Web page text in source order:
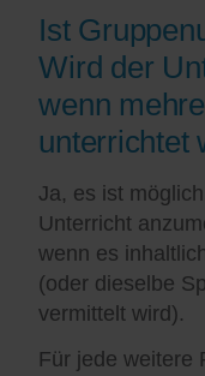
Ist
Wird der
wenn
unterrichtet
Ja, es ist
Unterricht
wenn es
(oder dieselbe
vermittelt wird).
Für jede weitere